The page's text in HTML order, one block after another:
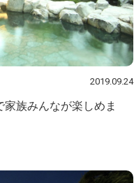
2019.09.24
族みんなが楽しめま